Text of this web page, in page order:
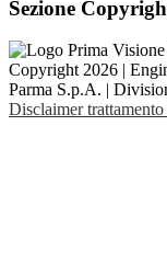
Sezione
Copyright 2026 |
Parma S.p.A. |
Disclaimer